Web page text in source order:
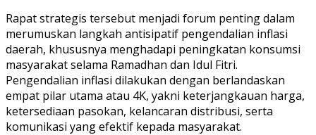
Rapat strategis tersebut menjadi forum penting dalam
merumuskan langkah antisipatif pengendalian inflasi
daerah, khususnya menghadapi peningkatan konsumsi
masyarakat selama Ramadhan dan Idul Fitri.
Pengendalian inflasi dilakukan dengan berlandaskan
empat pilar utama atau 4K, yakni keterjangkauan harga,
ketersediaan pasokan, kelancaran distribusi, serta
komunikasi yang efektif kepada masyarakat.